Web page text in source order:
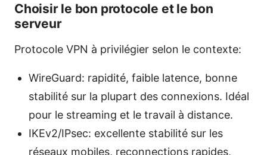
Choisir le bon protocole et le bon
serveur
Protocole VPN à privilégier selon le contexte:
WireGuard: rapidité, faible latence, bonne
stabilité sur la plupart des connexions. Idéal
pour le streaming et le travail à distance.
IKEv2/IPsec: excellente stabilité sur les
réseaux mobiles, reconnections rapides,